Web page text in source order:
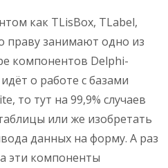
как TLisBox, TLabel,
праву занимают одно из
компонентов Delphi-
о работе с базами
то тут на 99,9% случаев
или же изобретать
данных на форму. А раз
эти компоненты